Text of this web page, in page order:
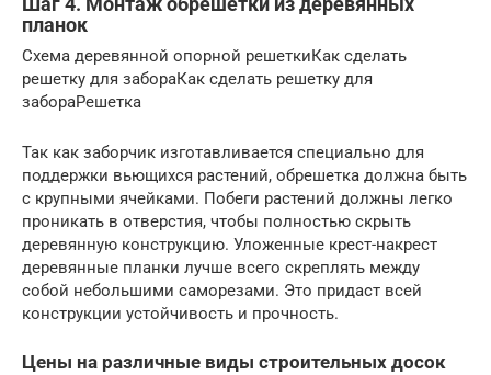
планок
Схема деревянной опорной решеткиКак сделать
решетку для забораКак сделать решетку для
забораРешетка
Так как заборчик изготавливается специально для
поддержки вьющихся растений, обрешетка должна быть
с крупными ячейками. Побеги растений должны легко
проникать в отверстия, чтобы полностью скрыть
деревянную конструкцию. Уложенные крест-накрест
деревянные планки лучше всего скреплять между
собой небольшими саморезами. Это придаст всей
конструкции устойчивость и прочность.
Цены на различные виды строительных досок